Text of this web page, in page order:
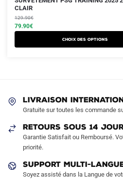
CLAIR
129.90€
prix
initial
était :
79.90€
prix
actuel
est :
Choix des options
produit
a
plusieurs
variations.
choisies
la
page
produit
LIVRAISON
Gratuite sur toutes les commande
RETOURS SOUS 14
Garantie Satisfait ou Remboursé.
priorité.
SUPPORT MULTI-
Soyez assisté dans la Langue de